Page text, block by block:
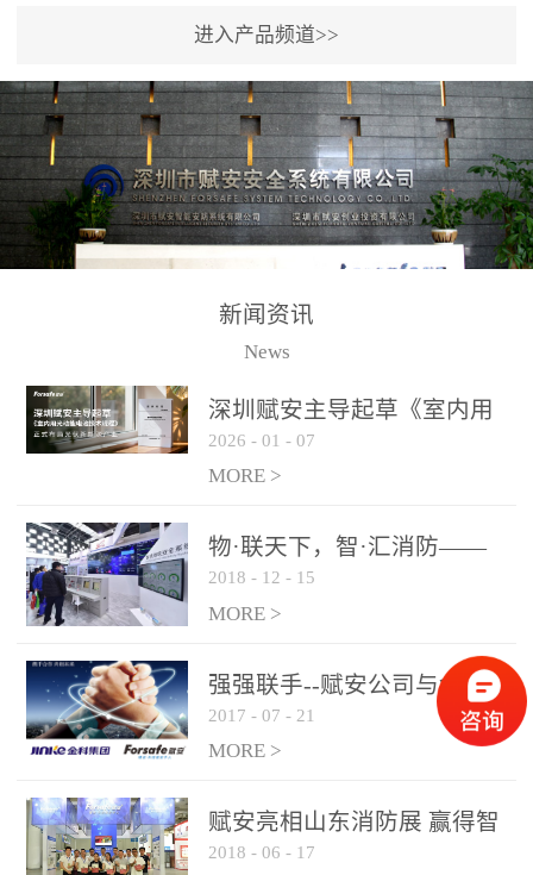
事故频发，传统的火灾探
测方法已无法满足要求。
尤其是目前众多的大型影
剧院、会议展览中心、体
育馆、大型仓库和隧道空
间等，其建筑结构特殊、
火灾隐患多。一旦发生火
传统的火灾关测器无法被
及时缺发，不能及早发现
和有效扑救火火，这不仅
力和闲难，同时也将造成
巨大的经济损失和社会影
响，基至还会造成人员伤
亡。图像型火灾探测器正
是针对这种高大空间建筑
物的消防设施、设备通过
现场图像的实时获取、预
处理和特征提取分析，实
现火焰的跟踪和识别。能
更早的进行预警，达到早
报早防的效果。 系统构
用了具有仲裁机制和冗余
校验的总线传输技术、线
路状态检测与保护技术、
后向光电感烟探测技术、
高可靠的系统抗干扰技术
等多项专利技术和专有技
警领域三十多年技术积累
和工程实践的结晶。
进入产品频道>>
新闻资讯
News
深圳赋安主导起草《室内用
光动能电池技术规程》 正式
布局光伏新能源产业
2026 - 01 - 07
MORE >
物·联天下，智·汇消防——
赋安F&S 2018上海消防展圆
满落幕
2018 - 12 - 15
MORE >
强强联手--赋安公司与金科
集团达成战略合作协议
2017 - 07 - 21
MORE >
赋安亮相山东消防展 赢得智
慧消防新荣耀
2018 - 06 - 17